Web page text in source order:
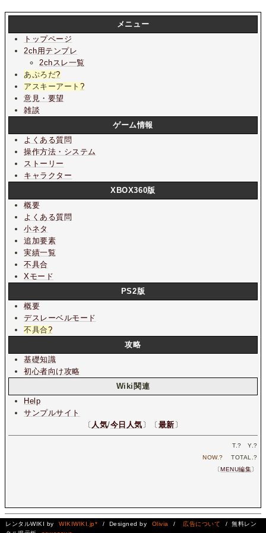
メニュー
トップページ
2ch用テンプレ
2chスレ一覧
あぷろだ?
アスキーアート ?
意見・要望
雑談
ゲーム情報
よくある質問
操作方法・システム
ストーリー
キャラクター
XBOX360版
概要
よくある質問
小ネタ
追加要素
実績一覧
不具合
Xモード
PS2版
概要
デスレーベルモード
不具合?
攻略
基礎知識
初心者向け攻略
Wiki関連
Help
サンプルサイト
〔 人気/今日人気 〕〔 最新 〕
T.? Y.?
NOW.? TOTAL.?
〔 MENU編集〕
レンタルWIKI by WIKIWIKI.jp* / Designed by Olivia / 広告について
/ 無料レン